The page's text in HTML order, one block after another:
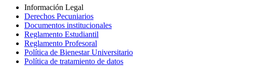
Información Legal
Derechos Pecuniarios
Documentos institucionales
Reglamento Estudiantil
Reglamento Profesoral
Política de Bienestar Universitario
Política de tratamiento de datos